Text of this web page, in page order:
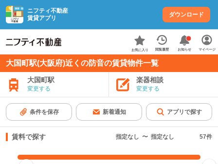
ニフティ不動産
賃貸アプリ
ダウンロード
お気に入り 閲覧履歴 お知らせ マイページ
大国町駅(大阪府)近くの防音の賃貸物件一覧
大国町駅
変更する
楽器相談
変更する
条件を保存 新着通知 アプリで探す
賃料で探す 指定なし 〜 指定なし 57件